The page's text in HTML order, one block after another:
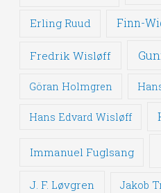
Erling Ruud Finn-
Fredrik Wisløff
Göran Holmgren
Hans Edvard Wisløff
Immanuel Fuglsang
J. F. Løvgren Jakob